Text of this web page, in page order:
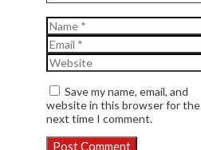
Name
Email
Website
Save my name, email, and
website in this browser for the
next time I comment.